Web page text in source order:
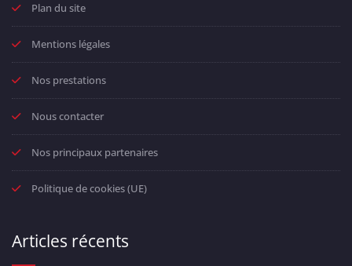
Plan du site
Mentions légales
Nos prestations
Nous contacter
Nos principaux partenaires
Politique de cookies (UE)
Articles récents